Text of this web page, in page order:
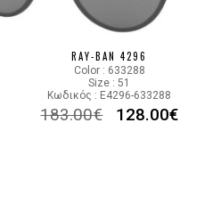
RAY-BAN 4296
Color : 633288
Size : 51
Κωδικός : E4296-633288
183.00€ 128.00€